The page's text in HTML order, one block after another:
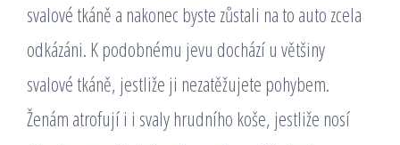
svalové tkáně a nakonec byste zůstali na to auto zcela
odkázáni. K podobnému jevu dochází u většiny
svalové tkáně, jestliže ji nezatěžujete pohybem.
Ženám atrofují i i svaly hrudního koše, jestliže nosí